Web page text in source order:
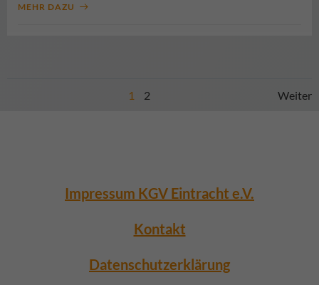
MEHR DAZU
Page
1 Page
2 Weiter
Impressum KGV Eintracht e.V.
Kontakt
Datenschutzerklärung